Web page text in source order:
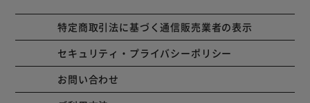
【サメ軟骨スティック】
食べやすく、また手でちぎって与えることができる、サメ軟
骨とサメ肉を細かく砕いて焼き上げたスティックタイプ。
スティック状で食べやすいので、超小型犬や歯が弱くなった
シニア犬にもおすすめです。
特定商取引法に基づく通信販売業者の表示
セキュリティ・プライバシーポリシー
お問い合わせ